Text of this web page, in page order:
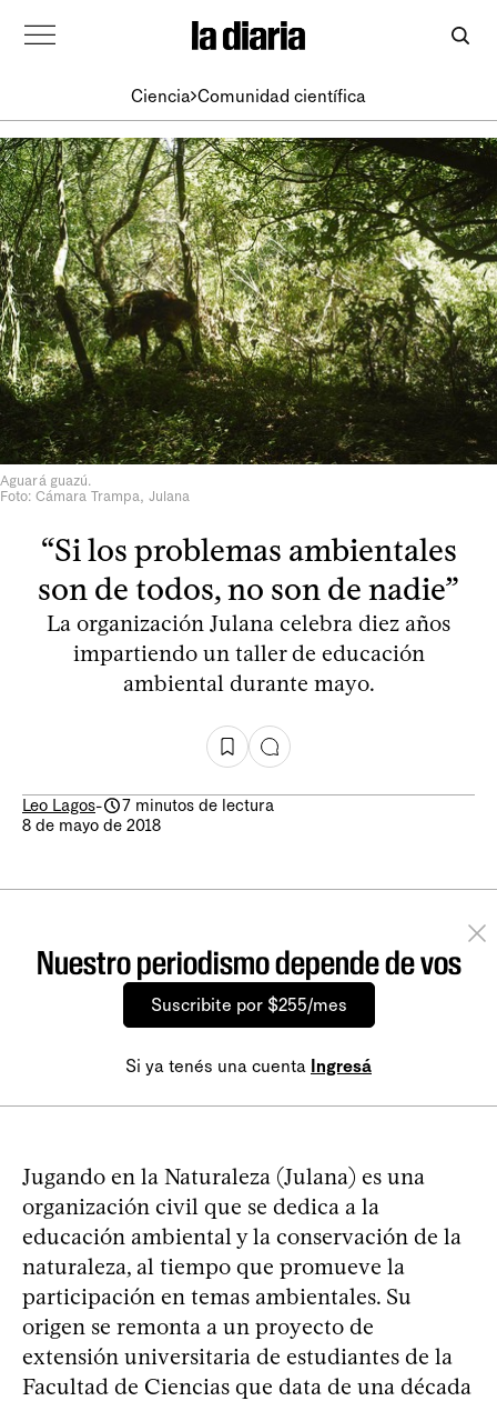
Ciencia Comunidad científica
Aguará guazú.
Foto: Cámara Trampa, Julana
“Si los problemas ambientales
son de todos, no son de nadie”
La organización Julana celebra diez años
impartiendo un taller de educación
ambiental durante mayo.
Leo Lagos-
7 minutos de lectura
8 de mayo de 2018
Nuestro periodismo depende de vos
Suscribite por $255/mes
Si ya tenés una cuenta Ingresá
Jugando en la Naturaleza (Julana) es una
organización civil que se dedica a la
educación ambiental y la conservación de la
naturaleza, al tiempo que promueve la
participación en temas ambientales. Su
origen se remonta a un proyecto de
extensión universitaria de estudiantes de la
Facultad de Ciencias que data de una década